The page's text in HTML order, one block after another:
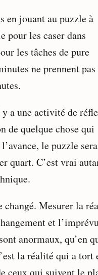
en jouant au puzzle à
pour les caser dans
les tâches de pure
ne prennent
a une activité de
de quelque chose qui
le puzzle sera
quart. C’est vrai
Mesurer la
et
anormaux, qu’en
la réalité qui a tort